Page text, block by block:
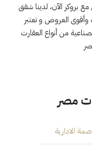
بروكر الآن، لدينا شقق
وأقوى العروض و تعتبر
من أنواع العقارت
مصر
الادارية